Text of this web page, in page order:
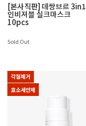
[본사직판] 데쌍브르 3in1
인비져블 실크마스크
10pcs
Sold Out
각질제거
효소세안제